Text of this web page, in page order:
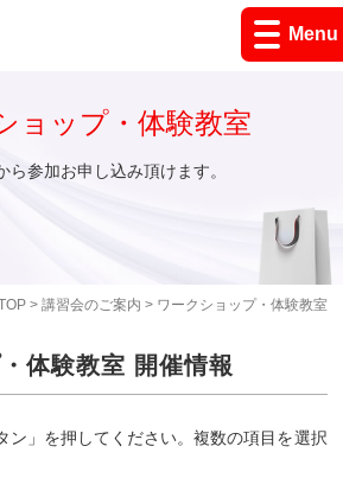
Menu
> 講習会のご案内 > ワークショップ・体験教室
ョップ・体験教室
ら参加お申し込み頂けます。
体験教室 開催情報
ン」を押してください。複数の項目を選択